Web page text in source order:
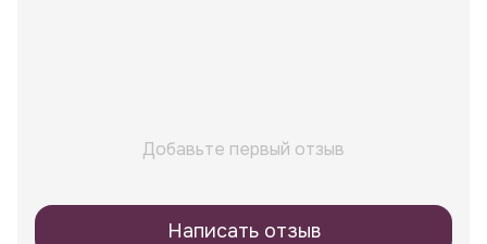
Добавьте первый отзыв
Написать отзыв